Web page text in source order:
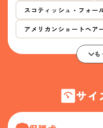
スコティッシュ・フォー
アメリカンショートヘア
も
サイ